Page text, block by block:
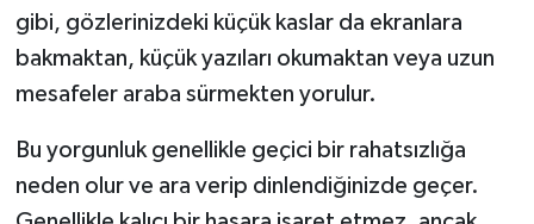
gibi, gözlerinizdeki küçük kaslar da ekranlara
bakmaktan, küçük yazıları okumaktan veya uzun
mesafeler araba sürmekten yorulur.
Bu yorgunluk genellikle geçici bir rahatsızlığa
neden olur ve ara verip dinlendiğinizde geçer.